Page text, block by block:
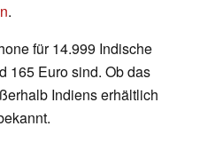
.
für 14.999 Indische
165 Euro sind. Ob das
Indiens erhältlich